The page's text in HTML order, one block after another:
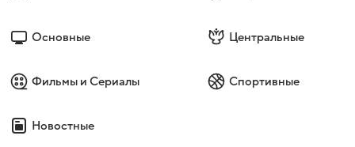
Основные Центральные
Фильмы и Сериалы Спортивные
Новостные